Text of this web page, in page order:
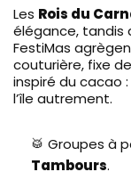
Les Rois du
élégance, tandis
FestiMas
couturière, fixe
inspiré du cacao
l’île autrement.
🥁 Groupes à
Tambours.